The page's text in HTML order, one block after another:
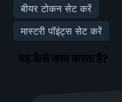
बीयर टोकन सेट करें
मास्टरी पॉइंट्स सेट करें
यह कैसे काम करता है?